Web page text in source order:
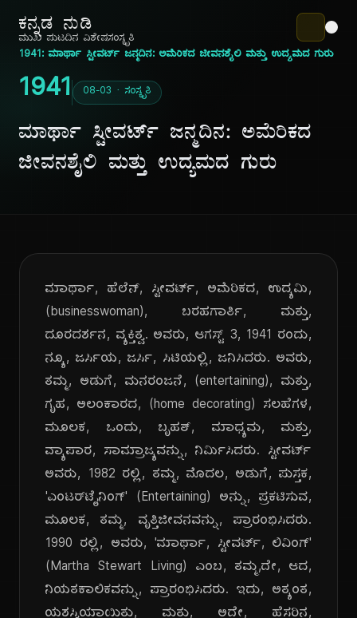
ಕನ್ನಡ ನುಡಿ
ಮುಖ ಪುಟದಿನ ವಿಶೇಷಸಂಸ್ಕೃತಿ
1941: ಮಾರ್ಥಾ ಸ್ಟೀವರ್ಟ್ ಜನ್ಮದಿನ: ಅಮೆರಿಕದ ಜೀವನಶೈಲಿ ಮತ್ತು ಉದ್ಯಮದ ಗುರು
1941 08-03 · ಸಂಸ್ಕೃತಿ
ಮಾರ್ಥಾ ಸ್ಟೀವರ್ಟ್ ಜನ್ಮದಿನ: ಅಮೆರಿಕದ
ಜೀವನಶೈಲಿ ಮತ್ತು ಉದ್ಯಮದ ಗುರು
ಮಾರ್ಥಾ, ಹೆಲೆನ್, ಸ್ಟೀವರ್ಟ್, ಅಮೆರಿಕದ, ಉದ್ಯಮಿ,
(businesswoman), ಬರಹಗಾರ್ತಿ, ಮತ್ತು,
ದೂರದರ್ಶನ, ವ್ಯಕ್ತಿತ್ವ. ಅವರು, ಆಗಸ್ಟ್ 3, 1941 ರಂದು,
ನ್ಯೂ, ಜರ್ಸಿಯ, ಜರ್ಸಿ, ಸಿಟಿಯಲ್ಲಿ, ಜನಿಸಿದರು. ಅವರು,
ತಮ್ಮ, ಅಡುಗೆ, ಮನರಂಜನೆ, (entertaining), ಮತ್ತು,
ಗೃಹ, ಅಲಂಕಾರದ, (home decorating) ಸಲಹೆಗಳ,
ಮೂಲಕ, ಒಂದು, ಬೃಹತ್, ಮಾಧ್ಯಮ, ಮತ್ತು,
ವ್ಯಾಪಾರ, ಸಾಮ್ರಾಜ್ಯವನ್ನು, ನಿರ್ಮಿಸಿದರು. ಸ್ಟೀವರ್ಟ್
ಅವರು, 1982 ರಲ್ಲಿ, ತಮ್ಮ, ಮೊದಲ, ಅಡುಗೆ, ಪುಸ್ತಕ,
'ಎಂಟರ್‌ಟೈನಿಂಗ್' (Entertaining) ಅನ್ನು, ಪ್ರಕಟಿಸುವ,
ಮೂಲಕ, ತಮ್ಮ, ವೃತ್ತಿಜೀವನವನ್ನು, ಪ್ರಾರಂಭಿಸಿದರು.
1990 ರಲ್ಲಿ, ಅವರು, 'ಮಾರ್ಥಾ, ಸ್ಟೀವರ್ಟ್, ಲಿವಿಂಗ್'
(Martha Stewart Living) ಎಂಬ, ತಮ್ಮ,ದೇ, ಆದ,
ನಿಯತಕಾಲಿಕವನ್ನು, ಪ್ರಾರಂಭಿಸಿದರು. ಇದು, ಅತ್ಯಂತ,